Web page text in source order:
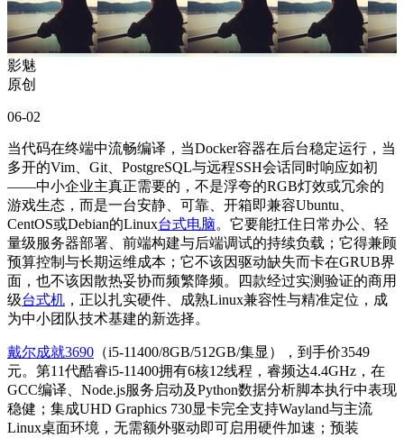
影魅
原创
06-02
当代码在终端中流畅编译，当Docker容器在后台稳定运行，当
多开的Vim、Git、PostgreSQL与远程SSH会话同时响应如初
——中小企业主真正需要的，不是浮夸的RGB灯效或冗余的
游戏生态，而是一台安静、可靠、开箱即兼容Ubuntu、
CentOS或Debian的Linux台式电脑。它要能扛住日常办公、轻
量级服务器部署、前端构建与后端调试的持续负载；它得兼顾
预算控制与长期运维成本；它不该因驱动缺失而卡在GRUB界
面，也不该因散热妥协而频繁降频。四款经过实测验证的商用
级台式机 ，正以扎实硬件、成熟Linux兼容性与精准定位，成
为中小团队技术基建的新选择。
戴尔成就3690 （i5-11400/8GB/512GB/集显），到手价3549
元。第11代酷睿i5-11400拥有6核12线程，睿频达4.4GHz，在
GCC编译、Node.js服务启动及Python数据分析脚本执行中表现
稳健；集成UHD Graphics 730显卡完全支持Wayland与主流
Linux桌面环境，无需额外驱动即可启用硬件加速；预装